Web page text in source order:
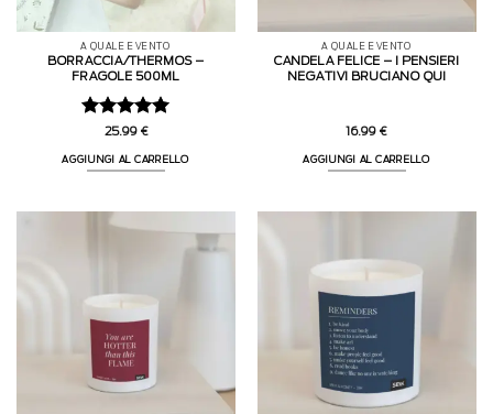
A QUALE EVENTO
BORRACCIA/THERMOS –
FRAGOLE 500ML
Valutato5
25.99 €
AGGIUNGI AL CARRELLO
A QUALE EVENTO
CANDELA FELICE – I PENSIERI
NEGATIVI BRUCIANO QUI
16.99 €
AGGIUNGI AL CARRELLO